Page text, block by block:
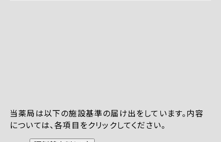
当薬局は以下の施設基準の届け出をしています。内容
については、各項目をクリックしてください。